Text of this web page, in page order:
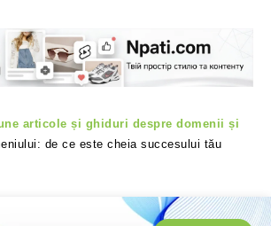
articole și ghiduri despre domenii și
de ce este cheia succesului tău